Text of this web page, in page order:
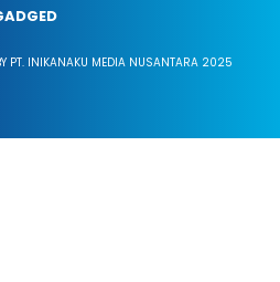
PT. INIKANAKU MEDIA NUSANTARA 2025